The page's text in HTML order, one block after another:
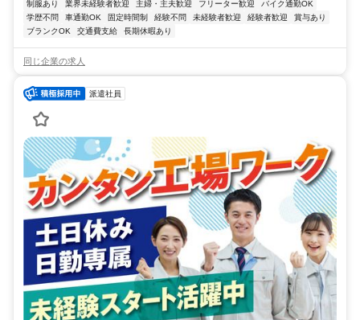
制服あり 業界未経験者歓迎 主婦・主夫歓迎 フリーター歓迎
バイク通勤OK
学歴不問
車通勤OK 固定時間制 経験不問 未経験者歓迎 経験者歓迎
賞与あり
ブランクOK
交通費支給 長期休暇あり
同じ企業の求人
派遣社員